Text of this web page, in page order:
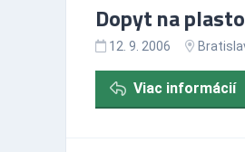
Dopyt na
12. 9. 2006
Viac informácií